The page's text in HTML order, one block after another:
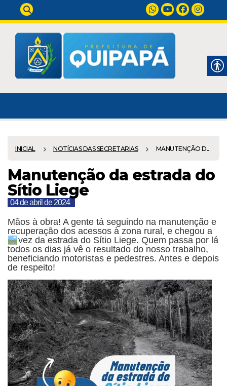
INICIAL NOTÍCIAS DAS SECRETARIAS MANUTENÇÃO D...
Manutenção da estrada do
Sítio Liege
04 de abril de 2024
Mãos à obra! A gente tá seguindo na manutenção e
recuperação dos acessos à zona rural, e chegou a
vez da estrada do Sítio Liege. Quem passa por lá
todos os dias já vê o resultado do nosso trabalho,
beneficiando motoristas e pedestres. Antes e depois
de respeito!